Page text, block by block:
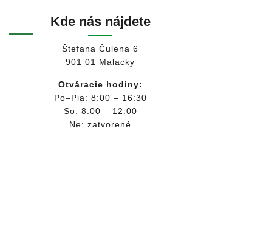
Kde nás nájdete
Štefana Čulena 6
901 01 Malacky
Otváracie hodiny:
Po–Pia: 8:00 – 16:30
So: 8:00 – 12:00
Ne: zatvorené